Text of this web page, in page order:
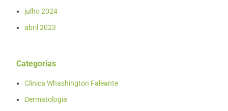
julho 2024
abril 2023
Categorias
Clinica Whashington Faleante
Dermatologia